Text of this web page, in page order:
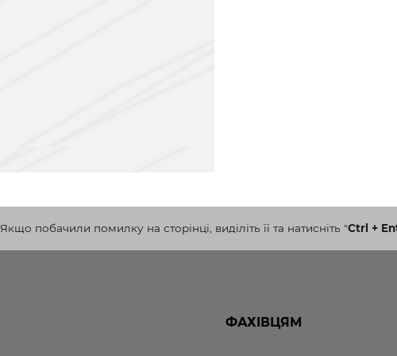
Якщо побачили помилку на сторінці, виділіть її та натисніть "Ctrl +
ФАХІВЦЯМ